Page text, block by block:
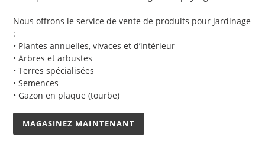
Nous offrons le service de vente de produits pour jardinage
:
• Plantes annuelles, vivaces et d’intérieur
• Arbres et arbustes
• Terres spécialisées
• Semences
• Gazon en plaque (tourbe)
MAGASINEZ MAINTENANT